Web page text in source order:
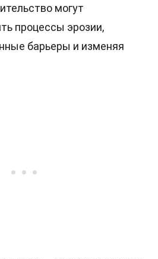
могут
процессы эрозии,
барьеры и изменяя